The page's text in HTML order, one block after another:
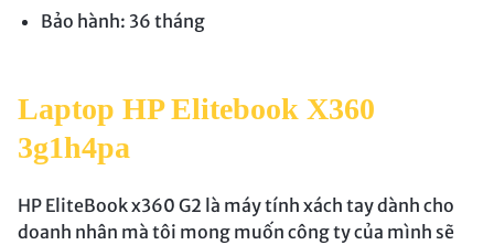
Bảo hành: 36 tháng
Laptop HP Elitebook X360
3g1h4pa
HP EliteBook x360 G2 là máy tính xách tay dành cho
doanh nhân mà tôi mong muốn công ty của mình sẽ